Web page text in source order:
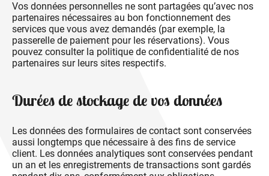
Vos données personnelles ne sont partagées qu’avec nos
partenaires nécessaires au bon fonctionnement des
services que vous avez demandés (par exemple, la
passerelle de paiement pour les réservations). Vous
pouvez consulter la politique de confidentialité de nos
partenaires sur leurs sites respectifs.
Durées de stockage de vos données
Les données des formulaires de contact sont conservées
aussi longtemps que nécessaire à des fins de service
client. Les données analytiques sont conservées pendant
un an et les enregistrements de transactions sont gardés